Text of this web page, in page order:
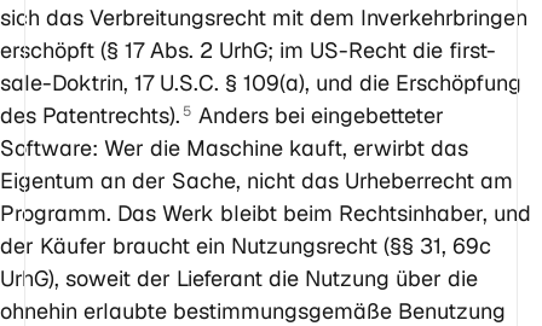
sich das Verbreitungsrecht mit dem Inverkehrbringen
erschöpft (§ 17 Abs. 2 UrhG; im US-Recht die first-
sale-Doktrin, 17 U.S.C. § 109(a), und die Erschöpfung
des Patentrechts). 5 Anders bei eingebetteter
Software: Wer die Maschine kauft, erwirbt das
Eigentum an der Sache, nicht das Urheberrecht am
Programm. Das Werk bleibt beim Rechtsinhaber, und
der Käufer braucht ein Nutzungsrecht (§§ 31, 69c
UrhG), soweit der Lieferant die Nutzung über die
ohnehin erlaubte bestimmungsgemäße Benutzung